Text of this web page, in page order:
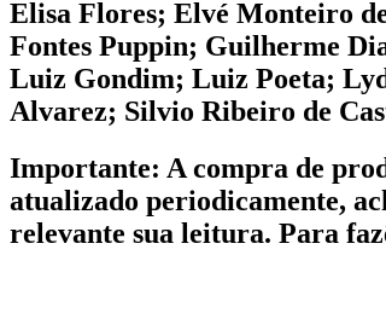
Elisa Flores; Elvé Monteiro
Fontes Puppin; Guilherme
Luiz Gondim; Luiz Poeta;
Alvarez; Silvio Ribeiro de
Importante: A compra de
atualizado periodicamente,
relevante sua leitura. Para